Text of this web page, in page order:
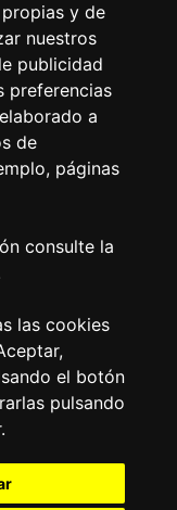
y de
nuestros
publicidad
preferencias
a
de
páginas
consulte la
las cookies
el botón
pulsando